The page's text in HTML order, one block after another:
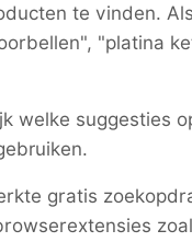
te vinden.
"platina
welke suggesties
gratis